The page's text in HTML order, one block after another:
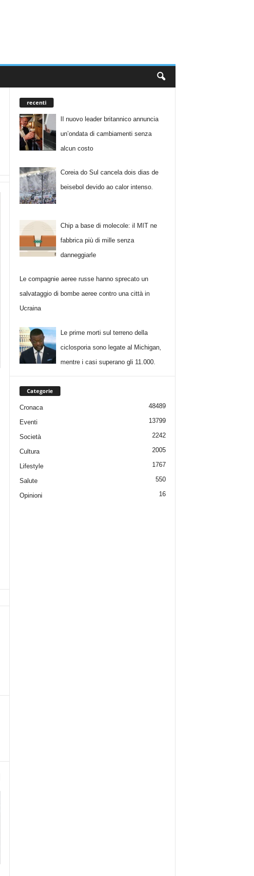
recenti
Il nuovo leader britannico annuncia
un’ondata di cambiamenti senza
alcun costo
Coreia do Sul cancela dois dias de
beisebol devido ao calor intenso.
Chip a base di molecole: il MIT ne
fabbrica più di mille senza
danneggiarle
Le compagnie aeree russe hanno sprecato un
salvataggio di bombe aeree contro una città in
Ucraina
Le prime morti sul terreno della
ciclosporia sono legate al Michigan,
mentre i casi superano gli 11.000.
Categorie
Cronaca 48489
Eventi 13799
Società 2242
Cultura 2005
Lifestyle 1767
Salute 550
Opinioni 16